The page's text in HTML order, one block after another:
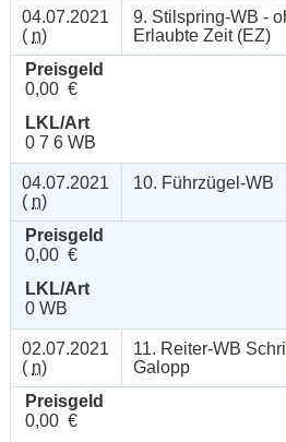
04.07.2021
( n)
9. Stilspring-WB -
Erlaubte Zeit (EZ)
Preisgeld
0,00 €
LKL/Art
0 7 6 WB
04.07.2021
( n)
10. Führzügel-WB
Preisgeld
0,00 €
LKL/Art
0 WB
02.07.2021
( n)
11. Reiter-WB
Galopp
Preisgeld
0,00 €